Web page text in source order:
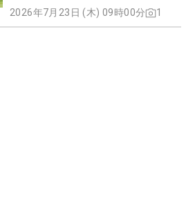
2026年7月23日 (木) 09時00分 1